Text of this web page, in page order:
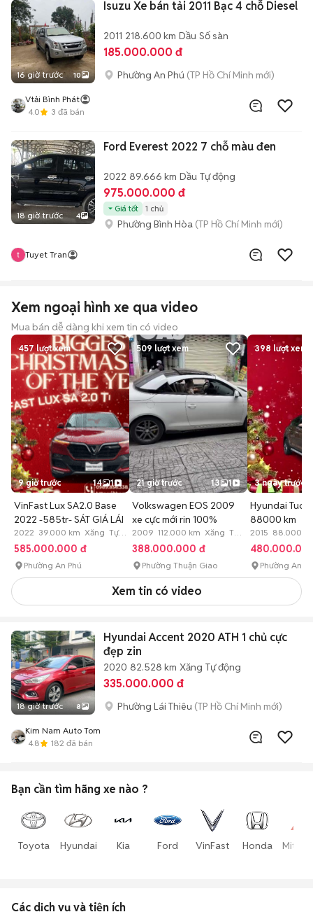
16 giờ trước 10
Isuzu Xe bán tải 2011 Bạc 4 chỗ Diesel
2011 218.600 km Dầu Số sàn
185.000.000 đ
Phường An Phú (TP Hồ Chí Minh mới)
Vtải Bình Phát
4.0
3 đã bán
18 giờ trước 4
Ford Everest 2022 7 chỗ màu đen
2022 89.666 km Dầu Tự động
975.000.000 đ
Giá tốt 1 chủ
Phường Bình Hòa (TP Hồ Chí Minh mới)
Tuyet Tran
Xem ngoại hình xe qua video
Mua bán dễ dàng khi xem tin có video
457lượt xem
9 giờ trước 14 1
VinFast Lux SA2.0 Base
2022 -585tr- SÁT GIÁ LÁI
2022 39.000 km Xăng Tự
động
585.000.000 đ
Phường An Phú
509 lượt xem
21 giờ trước 13 1
Volkswagen EOS 2009
xe cực mới rin 100%
2009 112.000 km Xăng Tự
động
388.000.000 đ
Phường Thuận Giao
398 lượt xem
3 ngày trước
Hyundai
88000 km
2015 88.000
động
Phường An
Xem tin có video
18 giờ trước 8
Hyundai Accent 2020 ATH 1 chủ cực
đẹp zin
2020 82.528 km Xăng Tự động
335.000.000 đ
Phường Lái Thiêu (TP Hồ Chí Minh mới)
Kim Nam Auto Tom
4.8
182 đã bán
Bạn cần tìm hãng xe nào ?
Toyota Hyundai Kia Ford VinFast Honda
Các dịch vụ và tiện ích